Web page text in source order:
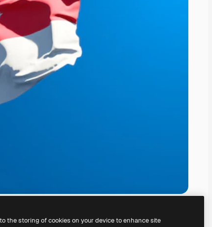
the storing of cookies on your device to enhance site